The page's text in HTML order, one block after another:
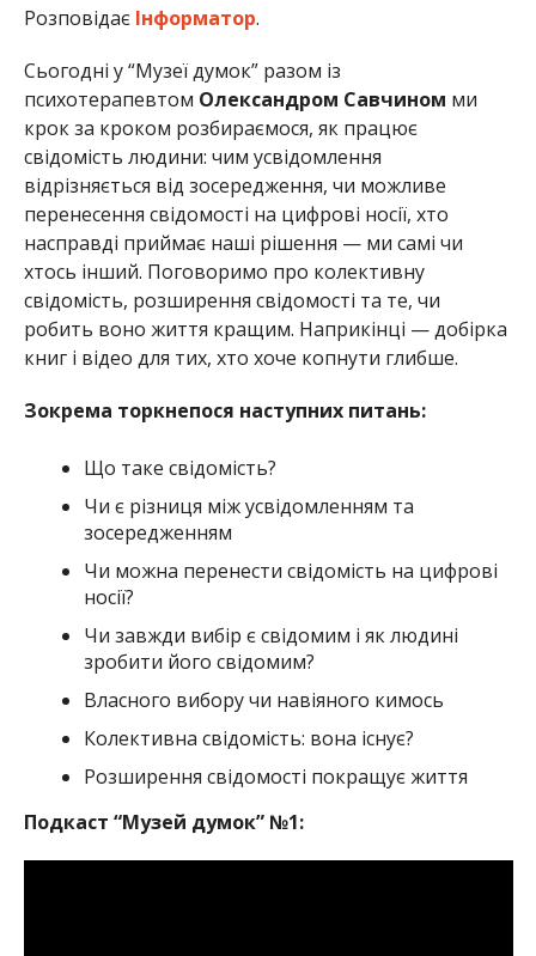
Розповідає Інформатор.
Сьогодні у “Музеї думок” разом із
психотерапевтом Олександром Савчином ми
крок за кроком розбираємося, як працює
свідомість людини: чим усвідомлення
відрізняється від зосередження, чи можливе
перенесення свідомості на цифрові носії, хто
насправді приймає наші рішення — ми самі чи
хтось інший. Поговоримо про колективну
свідомість, розширення свідомості та те, чи
робить воно життя кращим. Наприкінці — добірка
книг і відео для тих, хто хоче копнути глибше.
Зокрема торкнепося наступних питань:
Що таке свідомість?
Чи є різниця між усвідомленням та
зосередженням
Чи можна перенести свідомість на цифрові
носії?
Чи завжди вибір є свідомим і як людині
зробити його свідомим?
Власного вибору чи навіяного кимось
Колективна свідомість: вона існує?
Розширення свідомості покращує життя
Подкаст “Музей думок” №1: